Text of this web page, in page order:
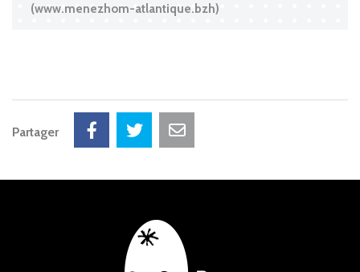
www.menezhom-atlantique.bzh
Partager